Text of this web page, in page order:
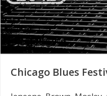
Chicago Blues